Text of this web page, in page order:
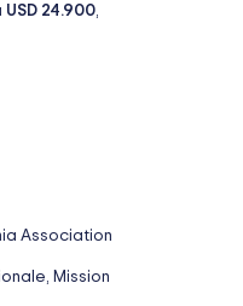
USD 24.900
Association
Mission